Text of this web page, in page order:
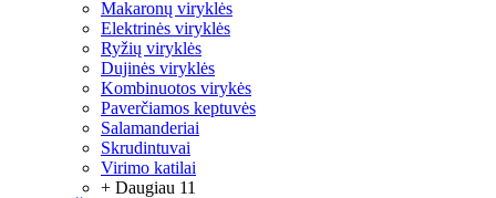
Makaronų viryklės
Elektrinės viryklės
Ryžių viryklės
Dujinės viryklės
Kombinuotos virykės
Paverčiamos keptuvės
Salamanderiai
Skrudintuvai
Virimo katilai
+ Daugiau 11